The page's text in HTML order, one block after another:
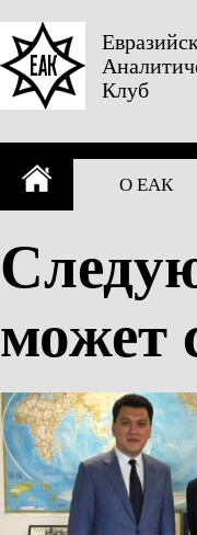
to
content
Клуб
О ЕАК
может